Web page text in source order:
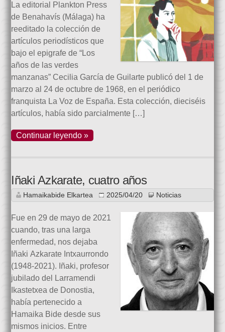
La editorial Plankton Press
de Benahavís (Málaga) ha
reeditado la colección de
artículos periodísticos que
bajo el epigrafe de “Los
años de las verdes
manzanas” Cecilia García de Guilarte publicó del 1 de
marzo al 24 de octubre de 1968, en el periódico
franquista La Voz de España. Esta colección, dieciséis
artículos, había sido parcialmente […]
Continuar leyendo »
Iñaki Azkarate, cuatro años
Hamaikabide Elkartea 2025/04/20 Noticias
Fue en 29 de mayo de 2021
cuando, tras una larga
enfermedad, nos dejaba
Iñaki Azkarate Intxaurrondo
(1948-2021). Iñaki, profesor
jubilado del Larramendi
Ikastetxea de Donostia,
había pertenecido a
Hamaika Bide desde sus
mismos inicios. Entre